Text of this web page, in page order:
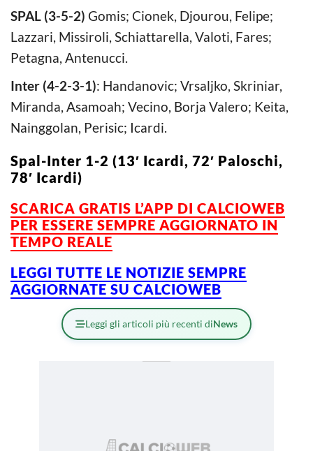
SPAL (3-5-2) Gomis; Cionek, Djourou, Felipe;
Lazzari, Missiroli, Schiattarella, Valoti, Fares;
Petagna, Antenucci.
Inter (4-2-3-1): Handanovic; Vrsaljko, Skriniar,
Miranda, Asamoah; Vecino, Borja Valero; Keita,
Nainggolan, Perisic; Icardi.
Spal-Inter 1-2 (13′ Icardi, 72′ Paloschi,
78′ Icardi)
SCARICA GRATIS L’APP DI CALCIOWEB
PER ESSERE SEMPRE AGGIORNATO IN
TEMPO REALE
LEGGI TUTTE LE NOTIZIE SEMPRE
AGGIORNATE SU CALCIOWEB
Leggi gli articoli più recenti diNews